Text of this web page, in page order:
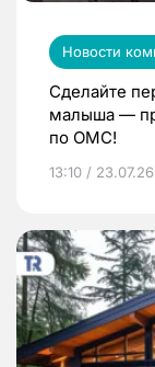
Новости
Сделайте
малыша —
по ОМС!
13:10 / 23.07.26